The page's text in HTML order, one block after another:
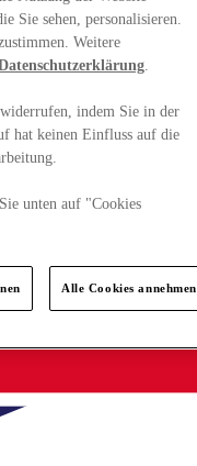
Sie sehen, personalisieren.
Weitere
.
indem Sie in der
hat keinen Einfluss auf die
unten auf "Cookies
Alle Cookies annehmen